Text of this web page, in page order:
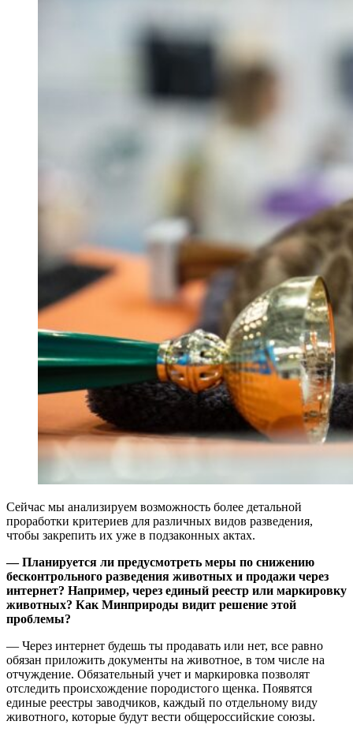
Сейчас мы анализируем возможность более детальной
проработки критериев для различных видов разведения,
чтобы закрепить их уже в подзаконных актах.
— Планируется ли предусмотреть меры по снижению
бесконтрольного разведения животных и продажи через
интернет? Например, через единый реестр или маркировку
животных? Как Минприроды видит решение этой
проблемы?
— Через интернет будешь ты продавать или нет, все равно
обязан приложить документы на животное, в том числе на
отчуждение. Обязательный учет и маркировка позволят
отследить происхождение породистого щенка. Появятся
единые реестры заводчиков, каждый по отдельному виду
животного, которые будут вести общероссийские союзы.